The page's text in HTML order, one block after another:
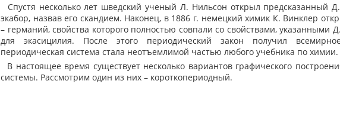
Спустя несколько лет шведский ученый Л. Нильсон открыл предсказанный
экабор, назвав его скандием. Наконец, в 1886 г. немецкий химик К. Винклер
– германий, свойства которого полностью совпали со свойствами,
для экасицилия. После этого периодический закон получил
периодическая система стала неотъемлимой частью любого учебника по химии.
В настоящее время существует несколько вариантов графического
системы. Рассмотрим один из них – короткопериодный.